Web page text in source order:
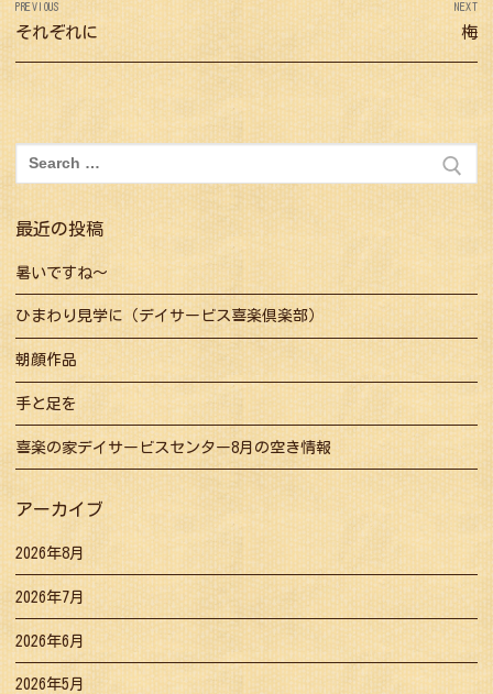
稿
ナ
ビ
ゲ
ー
シ
ョ
ン
PREVIOUS
Previous
post:
それぞれに
NEXT
Next
梅
検
索:
最近の投稿
暑いですね～
ひまわり見学に（デイサービス喜楽倶楽部）
朝顔作品
手と足を
喜楽の家デイサービスセンター8月の空き情報
アーカイブ
2026年8月
2026年7月
2026年6月
2026年5月